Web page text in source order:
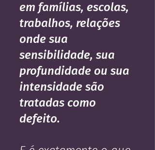
em famílias, escolas,
trabalhos, relações
onde sua
sensibilidade, sua
profundidade ou sua
intensidade são
tratadas como
defeito.